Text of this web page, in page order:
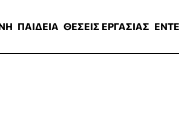
ΠΑΙΔΕΙΑ ΘΕΣΕΙΣ ΕΡΓΑΣΙΑΣ